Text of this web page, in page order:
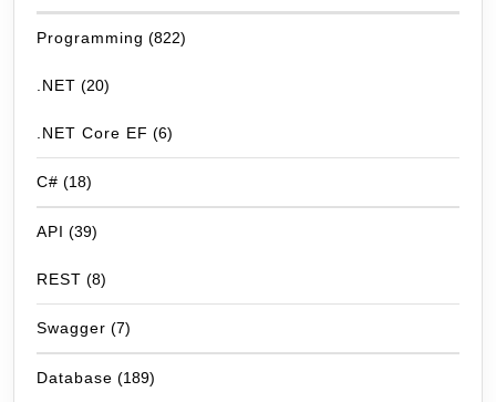
Programming (822)
.NET (20)
.NET Core EF (6)
C# (18)
API (39)
REST (8)
Swagger (7)
Database (189)